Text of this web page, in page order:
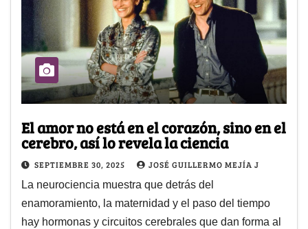
El amor no está en el corazón, sino en el
cerebro, así lo revela la ciencia
SEPTIEMBRE 30, 2025 JOSÉ GUILLERMO MEJÍA J
La neurociencia muestra que detrás del
enamoramiento, la maternidad y el paso del tiempo
hay hormonas y circuitos cerebrales que dan forma al